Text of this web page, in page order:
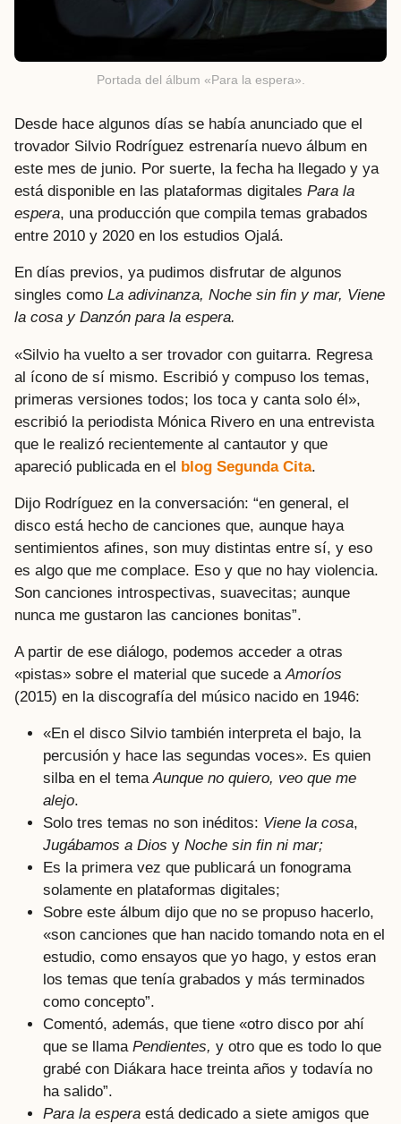
Portada del álbum «Para la espera».
Desde hace algunos días se había anunciado que el
trovador Silvio Rodríguez estrenaría nuevo álbum en
este mes de junio. Por suerte, la fecha ha llegado y ya
está disponible en las plataformas digitales Para la
espera, una producción que compila temas grabados
entre 2010 y 2020 en los estudios Ojalá.
En días previos, ya pudimos disfrutar de algunos
singles como La adivinanza, Noche sin fin y mar, Viene
la cosa y Danzón para la espera.
«Silvio ha vuelto a ser trovador con guitarra. Regresa
al ícono de sí mismo. Escribió y compuso los temas,
primeras versiones todos; los toca y canta solo él»,
escribió la periodista Mónica Rivero en una entrevista
que le realizó recientemente al cantautor y que
apareció publicada en el blog Segunda Cita.
Dijo Rodríguez en la conversación: “en general, el
disco está hecho de canciones que, aunque haya
sentimientos afines, son muy distintas entre sí, y eso
es algo que me complace. Eso y que no hay violencia.
Son canciones introspectivas, suavecitas; aunque
nunca me gustaron las canciones bonitas”.
A partir de ese diálogo, podemos acceder a otras
«pistas» sobre el material que sucede aAmoríos
(2015) en la discografía del músico nacido en 1946:
«En el disco Silvio también interpreta el bajo, la
percusión y hace las segundas voces». Es quien
silba en el temaAunque no quiero, veo que me
alejo.
Solo tres temas no son inéditos: Viene la cosa,
Jugábamos a Dios yNoche sin fin ni mar;
Es la primera vez que publicará un fonograma
solamente en plataformas digitales;
Sobre este álbum dijo que no se propuso hacerlo,
«son canciones que han nacido tomando nota en el
estudio, como ensayos que yo hago, y estos eran
los temas que tenía grabados y más terminados
como concepto”.
Comentó, además, que tiene «otro disco por ahí
que se llama Pendientes, y otro que es todo lo que
grabé con Diákara hace treinta años y todavía no
ha salido”.
Para la esperaestá dedicado a siete amigos que